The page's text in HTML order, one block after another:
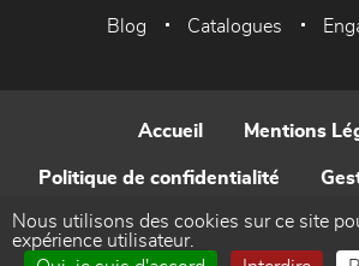
Blog Catalogues
Accueil Mentions
Politique de confidentialité
Contact
Nous utilisons des cookies sur ce site
expérience utilisateur.